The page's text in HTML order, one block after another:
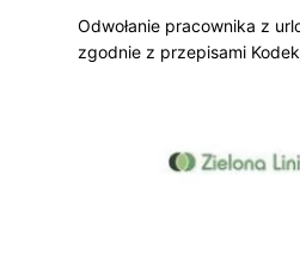
Odwołanie pracownika z
zgodnie z przepisami